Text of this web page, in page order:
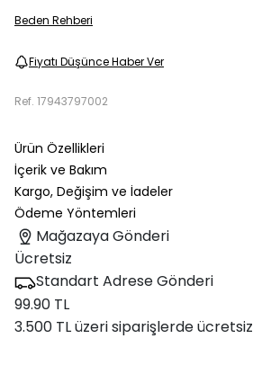
Beden Rehberi
Fiyatı Düşünce Haber Ver
Ref. 17943797002
Ürün Özellikleri
İçerik ve Bakım
Kargo, Değişim ve İadeler
Ödeme Yöntemleri
Mağazaya Gönderi
Ücretsiz
Standart Adrese Gönderi
99.90 TL
3.500 TL üzeri siparişlerde ücretsiz